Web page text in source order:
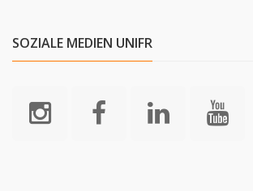
SOZIALE MEDIEN UNIFR